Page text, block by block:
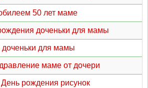
50 лет маме
доченьки для мамы
для мамы
маме от дочери
рождения рисунок